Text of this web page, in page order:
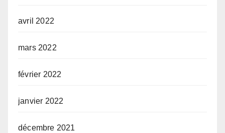
avril 2022
mars 2022
février 2022
janvier 2022
décembre 2021